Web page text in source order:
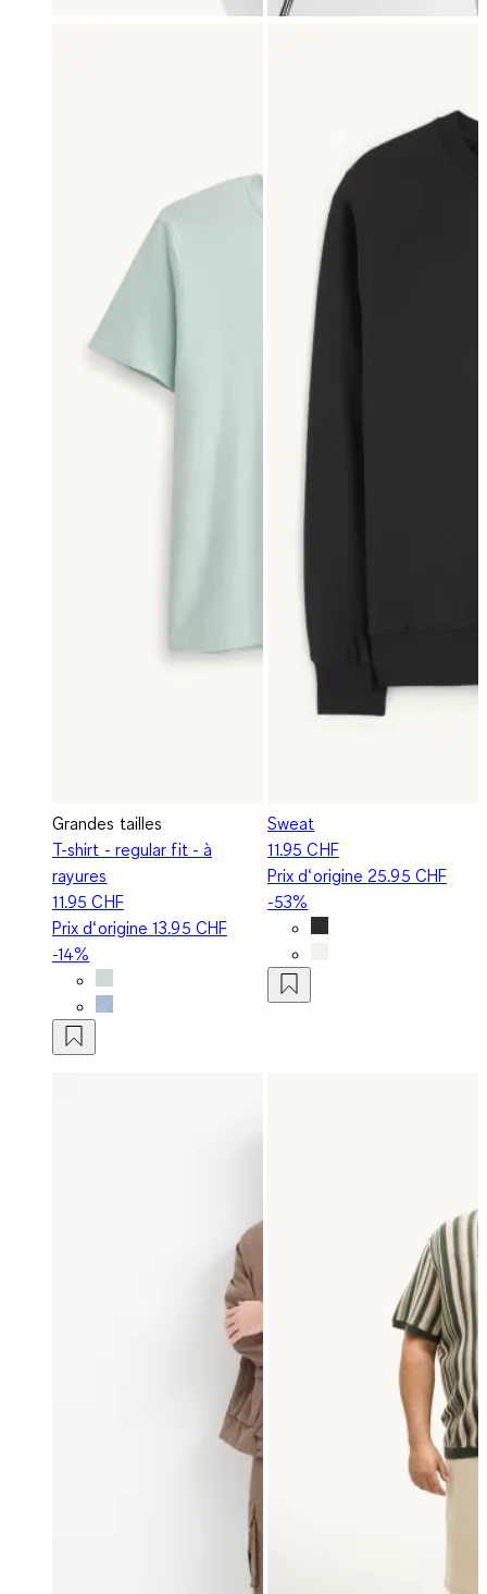
Grandes tailles
T-shirt - regular fit - à
rayures
11.95 CHF
Prix d‘origine13.95 CHF
-14%
Sweat
11.95 CHF
Prix d‘origine 25.95 CHF
-53%